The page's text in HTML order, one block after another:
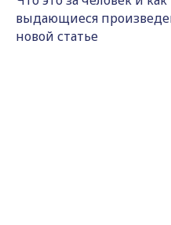
выдающиеся
новой статье